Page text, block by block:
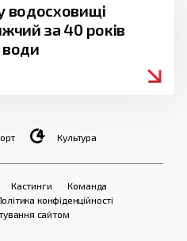
водосховищі
за 40 років
Культура
Кастинги
Команда
конфіденційності
сайтом